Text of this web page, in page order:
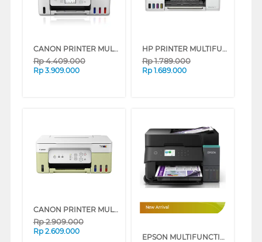
CANON PRINTER MULTIFUNCTION INKJET MEGATANK PIXMA G4780WH
Rp4.409.000
Rp 3.909.000
HP PRINTER MULTIFUNCTION SMART TANK 523 ALL-IN-ONE TKDN
Rp1.789.000
Rp 1.689.000
CANON PRINTER MULTIFUNCTION INKJET MEGATANK PIXMA G3730GN
Rp2.909.000
Rp 2.609.000
New Arrival
EPSON MULTIFUNCTION INK TANK PRINTER WITH ADF L6370_MT